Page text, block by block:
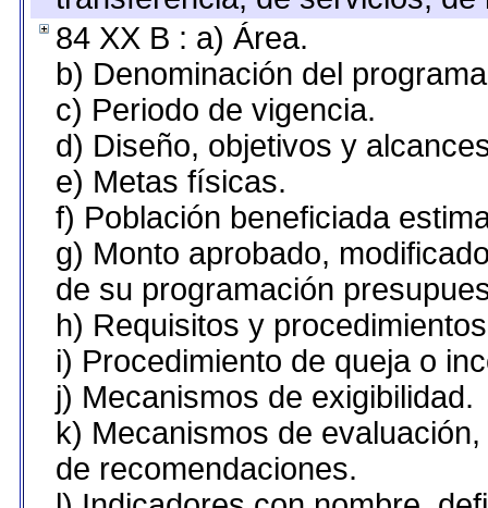
84 XX B : a) Área.
b) Denominación del
c) Periodo de vigencia.
d) Diseño, objetivos y
e) Metas físicas.
f) Población beneficiada
g) Monto aprobado,
de su programación
h) Requisitos y
i) Procedimiento de queja o
j) Mecanismos de exigibilidad.
k) Mecanismos de
de recomendaciones.